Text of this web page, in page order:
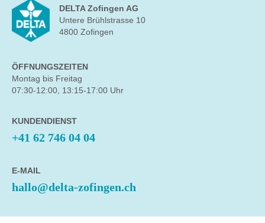
DELTA Zofingen AG
Untere Brühlstrasse 10
4800 Zofingen
ÖFFNUNGSZEITEN
Montag bis Freitag
07:30-12:00, 13:15-17:00 Uhr
KUNDENDIENST
+41 62 746 04 04
E-MAIL
hallo@delta-zofingen.ch